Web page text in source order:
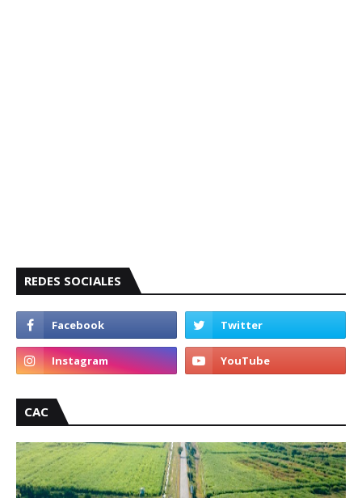
REDES SOCIALES
CAC